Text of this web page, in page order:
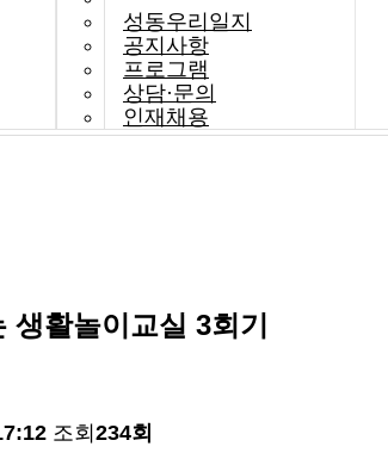
성동우리일지
공지사항
프로그램
상담·문의
인재채용
활놀이교실 3회기
조회234회